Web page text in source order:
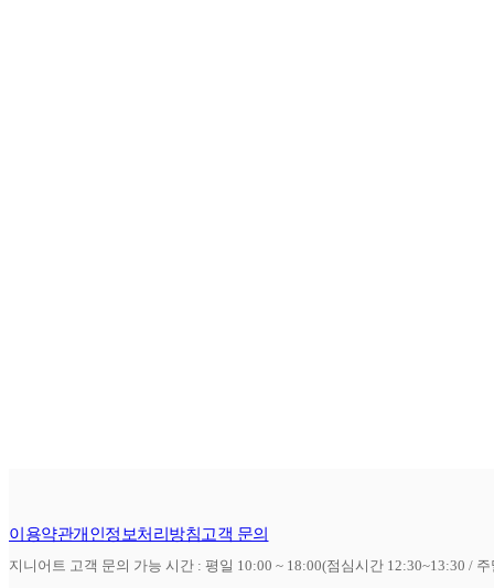
이용약관개인정보처리방침고객 문의
지니어트 고객 문의 가능 시간 : 평일 10:00 ~ 18:00(점심시간 12:30~13:30 /